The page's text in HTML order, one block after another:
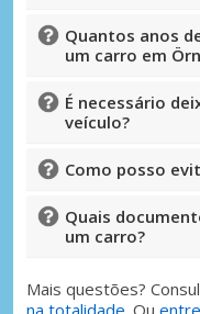
Quantos anos
um carro em
É necessário
veículo?
Como posso
Quais
um carro?
Mais questões?
na totalidade . Ou